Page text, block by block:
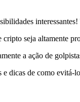
seja altamente
a ação de
dicas de como evitá-